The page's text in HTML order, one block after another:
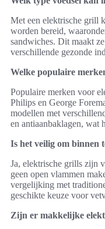
Met een elektrische grill
worden bereid,
sandwiches. Dit maakt
verschillende gezonde
Welke populaire
Populaire merken voor
Philips en George
modellen met
en antiaanbaklagen, wat
Is het veilig om binnen
Ja, elektrische grills zijn
geen open vlammen
vergelijking met
geschikte keuze voor
Zijn er makkelijke